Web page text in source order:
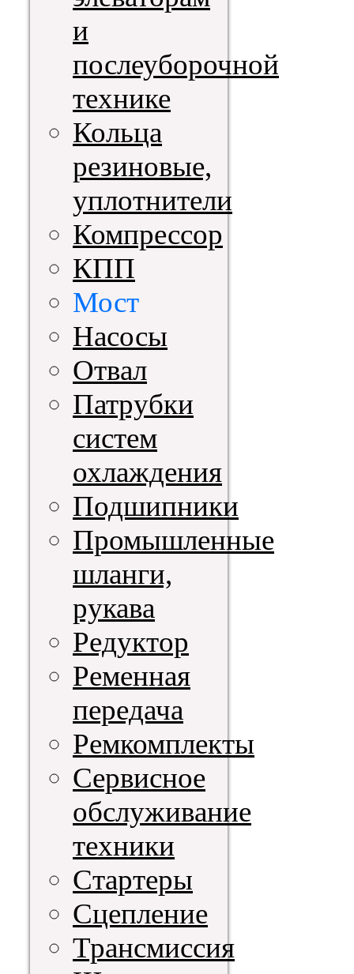
и
послеуборочной
технике
Кольца
резиновые,
уплотнители
Компрессор
КПП
Мост
Насосы
Отвал
Патрубки
систем
охлаждения
Подшипники
Промышленные
шланги,
рукава
Редуктор
Ременная
передача
Ремкомплекты
Сервисное
обслуживание
техники
Стартеры
Сцепление
Трансмиссия